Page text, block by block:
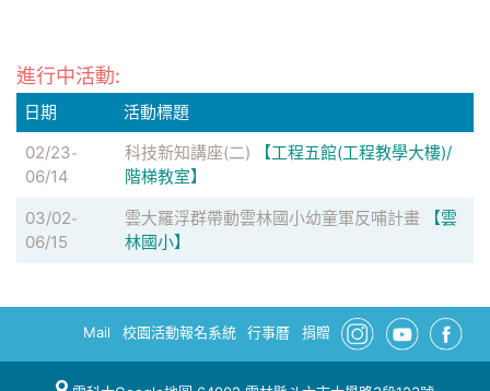
進行中活動:
日期
活動標題
02/23-
06/14
科技新知講座(二)
【工程五館(工程教學大樓)/
階梯教室】
03/02-
06/15
雲大羅浮群帶動雲林國小幼童軍反哺計畫
【雲
林國小】
Mail 校園活動報名系統 行事曆 捐贈